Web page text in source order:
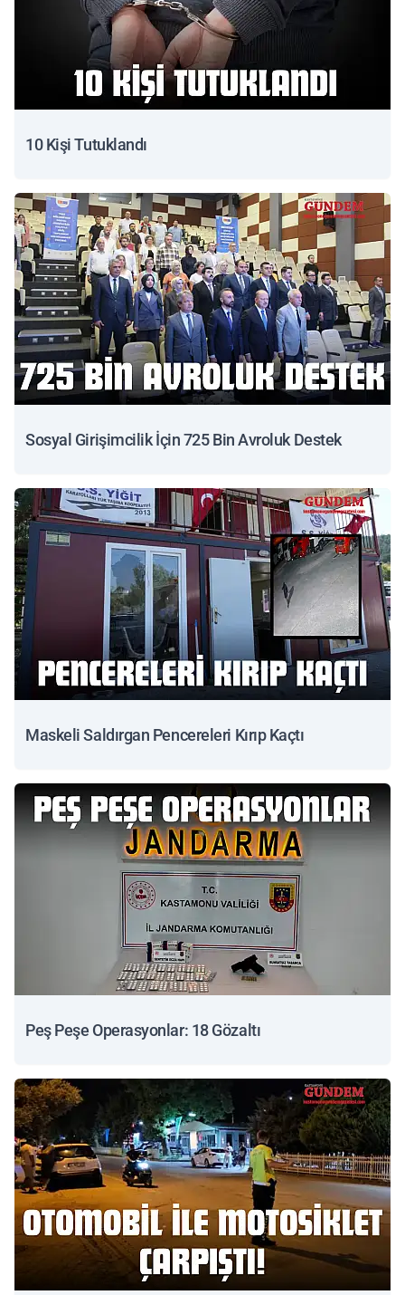
10 Kişi Tutuklandı
Sosyal Girişimcilik İçin 725 Bin Avroluk Destek
Maskeli Saldırgan Pencereleri Kırıp Kaçtı
Peş Peşe Operasyonlar: 18 Gözaltı